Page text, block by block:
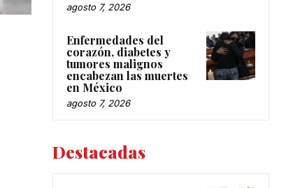
agosto 7, 2026
Enfermedades del
corazón, diabetes y
tumores malignos
encabezan las muertes
en México
agosto 7, 2026
Destacadas